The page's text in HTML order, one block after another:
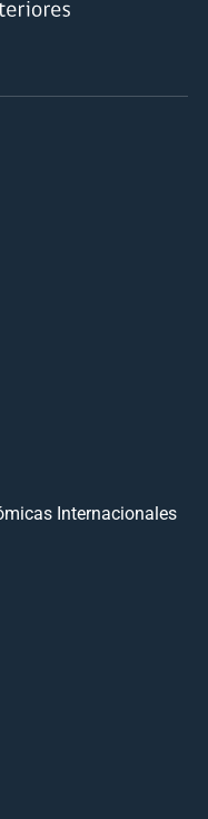
Internacionales